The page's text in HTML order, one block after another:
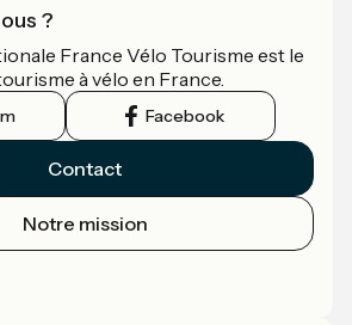
?
France Vélo Tourisme est le
à vélo en France.
Facebook
Contact
Notre mission